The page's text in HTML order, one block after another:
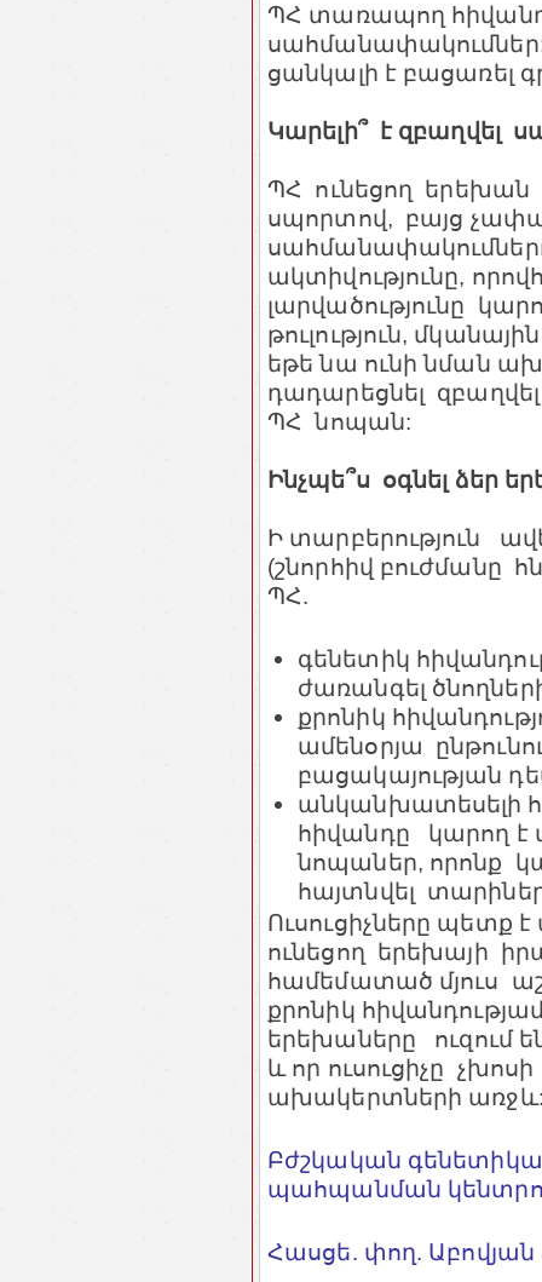
ՊՀ տառապող
սահմանափակումներ:
ցանկալի է բացառել
Կարելի՞ է զբաղվել
ՊՀ ունեցող երեխան
սպորտով, բայց
ակտիվությունը,
լարվածությունը
թուլություն,
եթե նա ունի նման
դադարեցնել
ՊՀ նոպան:
Ինչպե՞ս օգնել ձեր
Ի տարբերություն
(շնորհիվ բուժմանը
ՊՀ.
գենետիկ
ժառանգել
քրոնիկ
ամենօրյա
բացակայության
անկանխատեսելի
հիվանդը կարող է
նոպաներ, որոնք
հայտնվել
Ուսուցիչները
ունեցող երեխայի
համեմատած մյուս
քրոնիկ
երեխաները ուզում
և որ ուսուցիչը
ախակերտների
Բժշկական
պահպանման
Հասցե. փող. Աբովյան